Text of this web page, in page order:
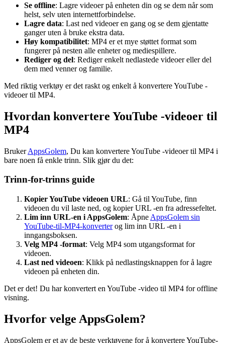
Se offline: Lagre videoer på enheten din og se dem når som
helst, selv uten internettforbindelse.
Lagre data: Last ned videoer en gang og se dem gjentatte
ganger uten å bruke ekstra data.
Høy kompatibilitet: MP4 er et mye støttet format som
fungerer på nesten alle enheter og mediespillere.
Rediger og del: Rediger enkelt nedlastede videoer eller del
dem med venner og familie.
Med riktig verktøy er det raskt og enkelt å konvertere YouTube -
videoer til MP4.
Hvordan konvertere YouTube -videoer til
MP4
BrukerAppsGolem, Du kan konvertere YouTube -videoer til MP4 i
bare noen få enkle trinn. Slik gjør du det:
Trinn-for-trinns guide
Kopier YouTube videoen URL: Gå til YouTube, finn
videoen du vil laste ned, og kopier URL -en fra adressefeltet.
Lim inn URL-en i AppsGolem: Åpne AppsGolem sin
YouTube-til-MP4-konverterog lim inn URL -en i
inngangsboksen.
Velg MP4 -format: Velg MP4 som utgangsformat for
videoen.
Last ned videoen: Klikk på nedlastingsknappen for å lagre
videoen på enheten din.
Det er det! Du har konvertert en YouTube -video til MP4 for offline
visning.
Hvorfor velge AppsGolem?
AppsGolem er et av de beste verktøyene for å konvertere YouTube-